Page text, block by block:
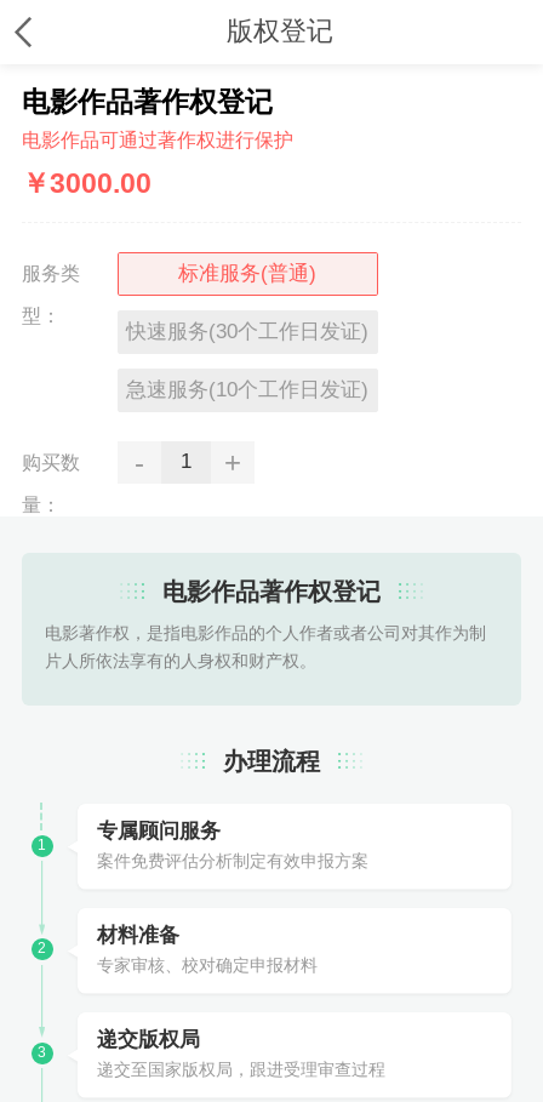
版权登记
电影作品著作权登记
电影作品可通过著作权进行保护
￥3000.00
服务类
型：
标准服务(普通)
快速服务(30个工作日发证)
急速服务(10个工作日发证)
购买数
量：
- +
电影作品著作权登记
电影著作权，是指电影作品的个人作者或者公司对其作为制
片人所依法享有的人身权和财产权。
办理流程
1
2
3
专属顾问服务
案件免费评估分析制定有效申报方案
材料准备
专家审核、校对确定申报材料
递交版权局
递交至国家版权局，跟进受理审查过程